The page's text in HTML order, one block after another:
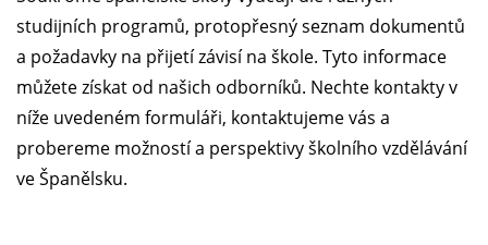
studijních programů, protopřesný seznam dokumentů
a požadavky na přijetí závisí na škole. Tyto informace
můžete získat od našich odborníků. Nechte kontakty v
níže uvedeném formuláři, kontaktujeme vás a
probereme možností a perspektivy školního vzdělávání
ve Španělsku.